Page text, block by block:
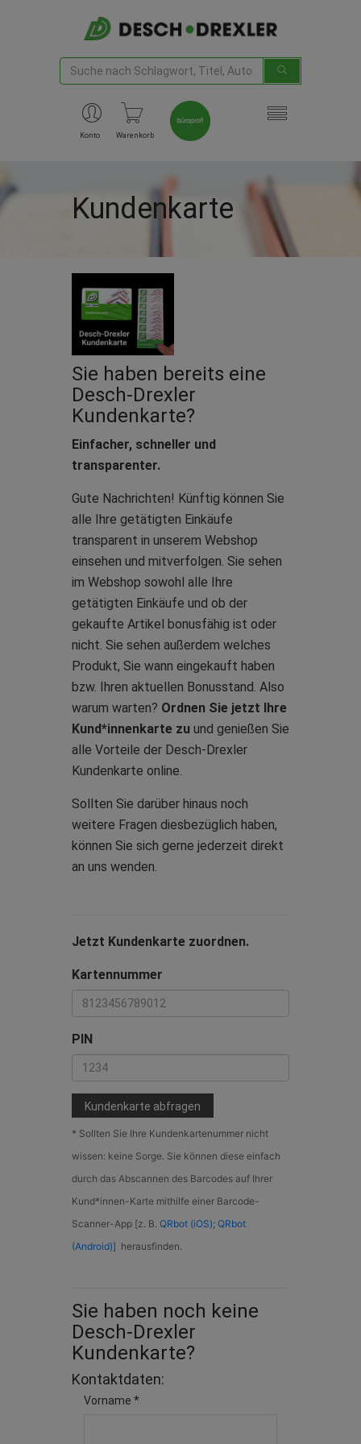
Konto Warenkorb
Kundenkarte
Sie haben bereits eine
Desch-Drexler
Kundenkarte?
Einfacher, schneller und
transparenter.
Gute Nachrichten! Künftig können Sie
alle Ihre getätigten Einkäufe
transparent in unserem Webshop
einsehen und mitverfolgen. Sie sehen
im Webshop sowohl alle Ihre
getätigten Einkäufe und ob der
gekaufte Artikel bonusfähig ist oder
nicht. Sie sehen außerdem welches
Produkt, Sie wann eingekauft haben
bzw. Ihren aktuellen Bonusstand. Also
warum warten? Ordnen Sie jetzt Ihre
Kund*innenkarte zu und genießen Sie
alle Vorteile der Desch-Drexler
Kundenkarte online.
Sollten Sie darüber hinaus noch
weitere Fragen diesbezüglich haben,
können Sie sich gerne jederzeit direkt
an uns wenden.
Jetzt Kundenkarte zuordnen.
Kartennummer
PIN
Kundenkarte abfragen
* Sollten Sie Ihre Kundenkartenummer nicht
wissen: keine Sorge. Sie können diese einfach
durch das Abscannen des Barcodes auf Ihrer
Kund*innen-Karte mithilfe einer Barcode-
Scanner-App [z. B. QRbot (iOS); QRbot
(Android)] herausfinden.
Sie haben noch keine
Desch-Drexler
Kundenkarte?
Kontaktdaten:
Vorname *